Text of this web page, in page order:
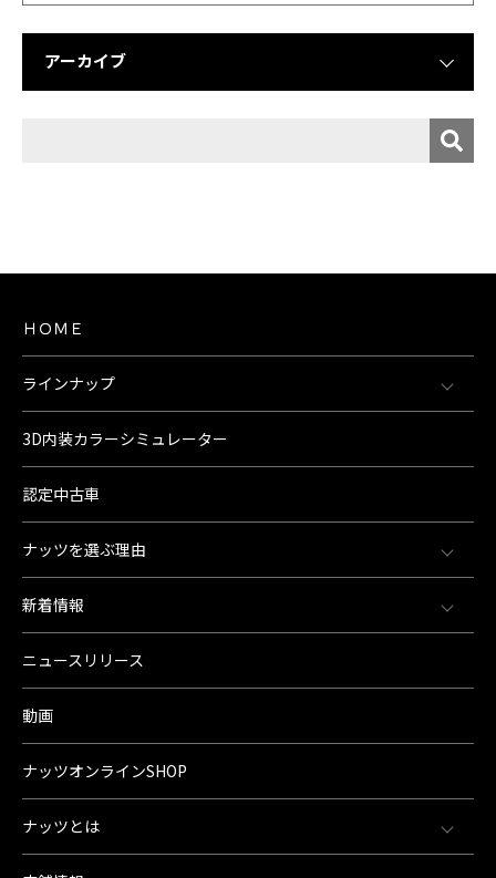
アーカイブ
ＨＯＭＥ
ラインナップ
3D内装カラーシミュレーター
認定中古車
ナッツを選ぶ理由
新着情報
ニュースリリース
動画
ナッツオンラインSHOP
ナッツとは